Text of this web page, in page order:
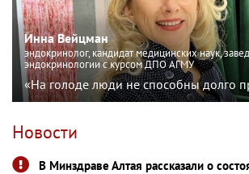
Инна Вейцман
эндокринолог, кандидат медицинских наук,
эндокринологии с курсом ДПО АГМУ
«На голоде люди не способны долго
Новости
В Минздраве Алтая рассказали о